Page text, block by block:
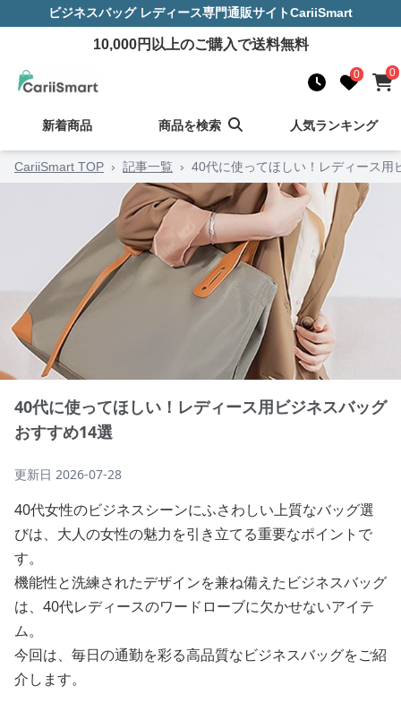
ビジネスバッグ レディース専門通販サイトCariiSmart
10,000円以上のご購入で送料無料
0 0
新着商品 商品を検索 人気ランキング
CariiSmart TOP › 記事一覧 › 40代に使ってほしい！レディース用
40代に使ってほしい！レディース用ビジネスバッグ
おすすめ14選
更新日 2026-07-28
40代女性のビジネスシーンにふさわしい上質なバッグ選
びは、大人の女性の魅力を引き立てる重要なポイントで
す。
機能性と洗練されたデザインを兼ね備えたビジネスバッグ
は、40代レディースのワードローブに欠かせないアイテ
ム。
今回は、毎日の通勤を彩る高品質なビジネスバッグをご紹
介します。